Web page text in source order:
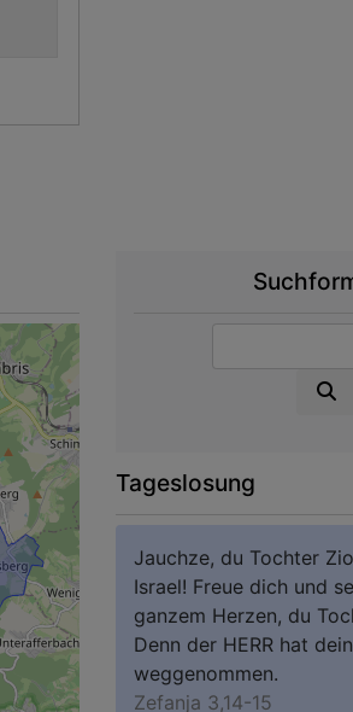
Tageslosung
Jauchze, du Tochter
Israel! Freue dich und
ganzem Herzen, du
Denn der HERR hat
weggenommen.
Zefanja 3,14-15